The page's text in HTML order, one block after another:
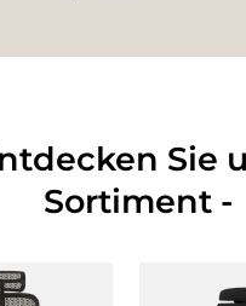
Sie
Sortiment -